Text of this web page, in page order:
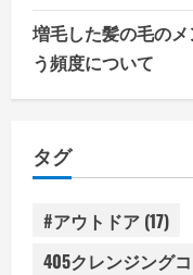
増毛した髪の毛の
う頻度について
タグ
#アウトドア (17)
405クレンジング